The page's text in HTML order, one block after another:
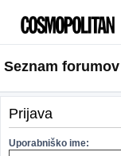
Seznam forumov
Prijava
Uporabniško ime: